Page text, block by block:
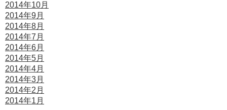
2014年10月
2014年9月
2014年8月
2014年7月
2014年6月
2014年5月
2014年4月
2014年3月
2014年2月
2014年1月